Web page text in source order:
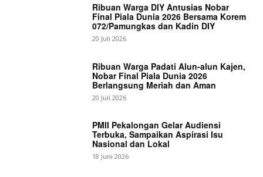
Ribuan Warga DIY Antusias Nobar
Final Piala Dunia 2026 Bersama Korem
072/Pamungkas dan Kadin DIY
20 Juli 2026
Ribuan Warga Padati Alun-alun Kajen,
Nobar Final Piala Dunia 2026
Berlangsung Meriah dan Aman
20 Juli 2026
PMII Pekalongan Gelar Audiensi
Terbuka, Sampaikan Aspirasi Isu
Nasional dan Lokal
18 Juni 2026